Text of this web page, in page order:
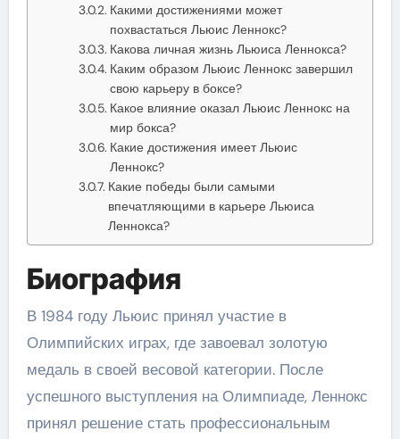
Какими достижениями может
похвастаться Льюис Леннокс?
Какова личная жизнь Льюиса Леннокса?
Каким образом Льюис Леннокс завершил
свою карьеру в боксе?
Какое влияние оказал Льюис Леннокс на
мир бокса?
Какие достижения имеет Льюис
Леннокс?
Какие победы были самыми
впечатляющими в карьере Льюиса
Леннокса?
Биография
В 1984 году Льюис принял участие в
Олимпийских играх, где завоевал золотую
медаль в своей весовой категории. После
успешного выступления на Олимпиаде, Леннокс
принял решение стать профессиональным